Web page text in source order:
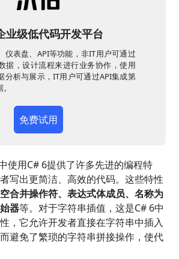
业级低代码开发平台
仪表盘、API等功能，非IT用户可通过
据，设计流程来进行业务协作，使用
分析与展示，IT用户可通过API集成第
免费试用
使用C# 6提供了许多先进的编程特
写出更简洁、高效的代码。这些特性
合并操作符、表达式体成员、名称为
器等。对于字符串插值，这是C# 6中
，它允许开发者直接在字符串中插入
避免了繁琐的字符串拼接操作，使代